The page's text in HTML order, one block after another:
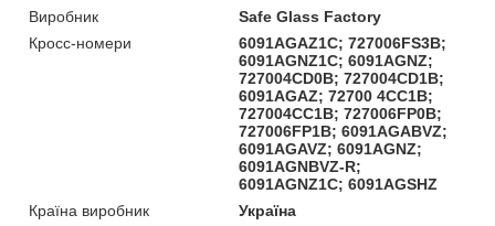
Виробник
Safe Glass Factory
Кросс-номери
6091AGAZ1C; 727006FS3B;
6091AGNZ1C; 6091AGNZ;
727004CD0B; 727004CD1B;
6091AGAZ; 72700 4CC1B;
727004CC1B; 727006FP0B;
727006FP1B; 6091AGABVZ;
6091AGAVZ; 6091AGNZ;
6091AGNBVZ-R;
6091AGNZ1C; 6091AGSHZ
Країна виробник
Україна